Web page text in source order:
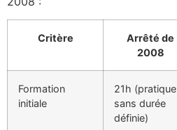
Critère
Arrêté de
2008
Formation
initiale
21h (pratique
sans durée
définie)